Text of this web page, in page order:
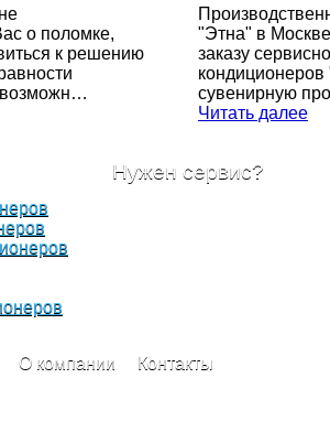
о поломке,
к решению
"Этна" в
заказу
кондиционеров
сувенирную
Читать далее
Нужен сервис?
О компании Контакты